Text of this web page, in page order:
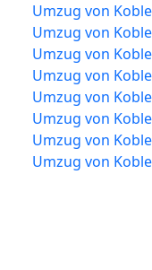
Umzug von
Umzug von
Umzug von
Umzug von
Umzug von
Umzug von
Umzug von
Umzug von